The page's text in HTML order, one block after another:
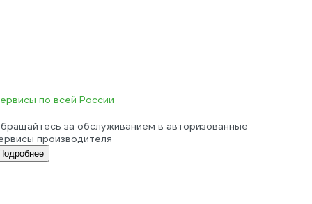
по всей России
за обслуживанием в авторизованные
производителя